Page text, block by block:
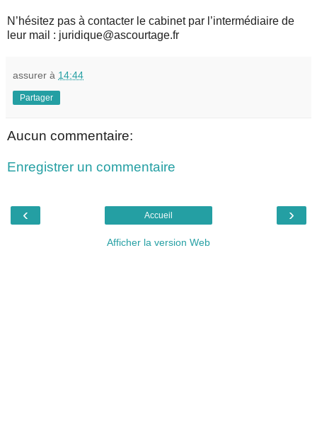
N’hésitez pas à contacter le cabinet par l’intermédiaire de
leur mail : juridique@ascourtage.fr
assurer à 14:44
Partager
Aucun commentaire:
Enregistrer un commentaire
‹ ›
Accueil
Afficher la version Web